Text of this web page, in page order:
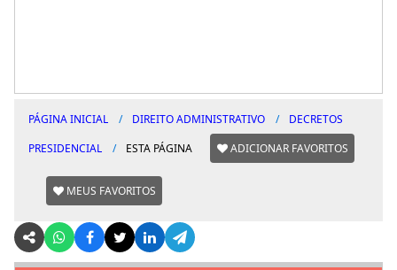
PÁGINA INICIAL DIREITO ADMINISTRATIVO
DECRETOS
PRESIDENCIAL
ESTA PÁGINA ADICIONAR FAVORITOS
MEUS FAVORITOS